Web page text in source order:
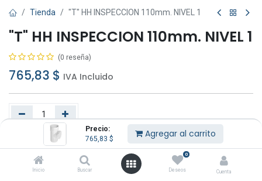
Precio:
765,83 $ Agregar al carrito
Inicio Buscar
0
Deseos Cuenta
Tienda "T" HH INSPECCION 110mm. NIVEL 1
"T" HH INSPECCION 110mm. NIVEL 1
(0 reseña)
765,83 $ IVA Incluido
Agregar al carrito Comprar ahora
Añadir a lista de deseos